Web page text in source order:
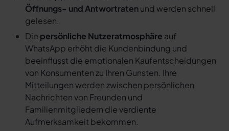
Öffnungs- und Antwortratenund werden schnell
gelesen.
Die persönliche Nutzeratmosphäre auf
WhatsApp erhöht die Kundenbindung und
beeinflusst die emotionalen Kaufentscheidungen
von Konsumenten zu Ihren Gunsten. Ihre
Mitteilungen werden zwischen persönlichen
Nachrichten von Freunden und
Familienmitgliedern die verdiente
Aufmerksamkeit bekommen.